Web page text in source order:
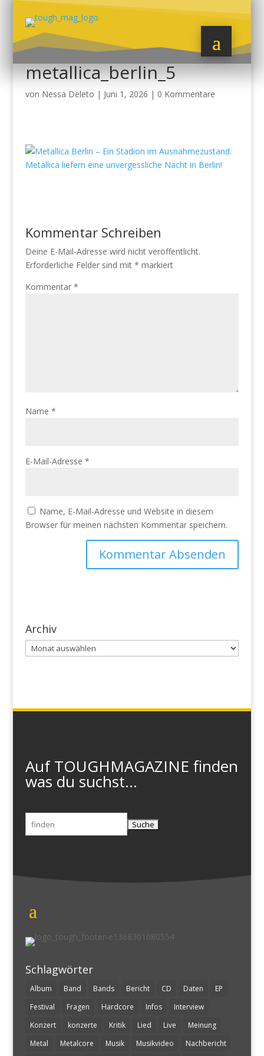
metallica_berlin_5
von Nessa Deleto | Juni 1, 2026 | 0 Kommentare
Kommentar Schreiben
Deine E-Mail-Adresse wird nicht veröffentlicht.
Erforderliche Felder sind mit * markiert
Kommentar *
Name *
E-Mail-Adresse *
Name, E-Mail-Adresse und Website in diesem
Browser für meinen nächsten Kommentar speichern.
Archiv
Archiv
Auf TOUGHMAGAZINE finden
was du suchst...
Suchen
nach:
Schlagwörter
Album Band Bands Bericht CD Daten
EP
Festival
Fragen Hardcore Infos
Interview
Konzert
konzerte Kritik Lied Live
Meinung
Metal
Metalcore Musik Musikvideo Nachbericht